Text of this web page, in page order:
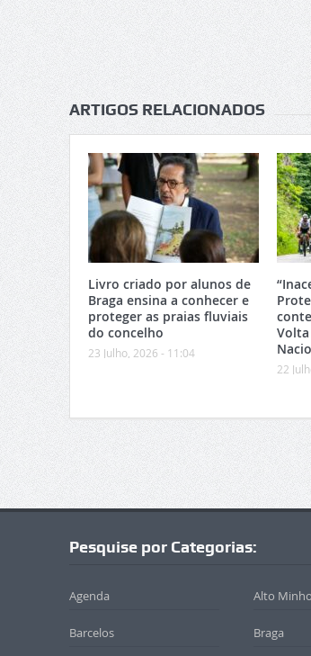
ARTIGOS RELACIONADOS
Livro criado por alunos de
Braga ensina a conhecer e
proteger as praias fluviais
do concelho
23 Julho, 2026 - 11:04
22
Pesquise por Categorias:
Agenda Alto Minho
Barcelos Braga